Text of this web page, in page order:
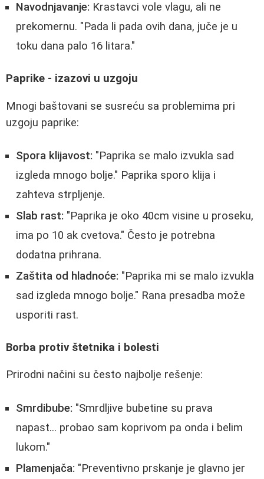
Navodnjavanje: Krastavci vole vlagu, ali ne
prekomernu. "Pada li pada ovih dana, juče je u
toku dana palo 16 litara."
Paprike - izazovi u uzgoju
Mnogi baštovani se susreću sa problemima pri
uzgoju paprike:
Spora klijavost: "Paprika se malo izvukla sad
izgleda mnogo bolje." Paprika sporo klija i
zahteva strpljenje.
Slab rast: "Paprika je oko 40cm visine u proseku,
ima po 10 ak cvetova." Često je potrebna
dodatna prihrana.
Zaštita od hladnoće: "Paprika mi se malo izvukla
sad izgleda mnogo bolje." Rana presadba može
usporiti rast.
Borba protiv štetnika i bolesti
Prirodni načini su često najbolje rešenje:
Smrdibube: "Smrdljive bubetine su prava
napast... probao sam koprivom pa onda i belim
lukom."
Plamenjača: "Preventivno prskanje je glavno jer